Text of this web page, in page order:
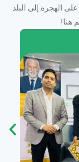
الهجرة إلى البلد
هنا!